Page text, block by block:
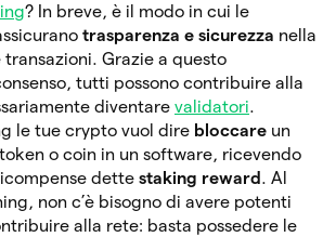
? In breve, è il modo in cui le
trasparenza e sicurezza nella
Grazie a questo
tutti possono contribuire alla
diventare validatori.
le tue crypto vuol dire bloccare un
o coin in un software, ricevendo
dette staking reward . Al
non c’è bisogno di avere potenti
alla rete: basta possedere le